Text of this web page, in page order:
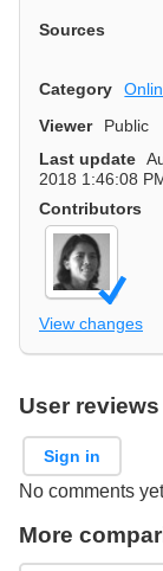
Sources
Category
Viewer
Public
Last update
2018 1:46:08
Contributors
View changes
User
Sign in
No comments
More